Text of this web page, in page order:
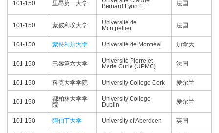
101-150 里昂第一大学
Bernard Lyon 1
法国
101-150 蒙彼利埃大学
Université de
Montpellier
法国
101-150 蒙特利尔大学 Université de Montréal 加拿大
101-150 巴黎第六大学
Université Pierre et
Marie Curie (UPMC)
法国
101-150 科克大学学院 University College Cork 爱尔兰
101-150
都柏林大学学
院
University College
Dublin
爱尔兰
101-150 阿伯丁大学 University of Aberdeen 英国